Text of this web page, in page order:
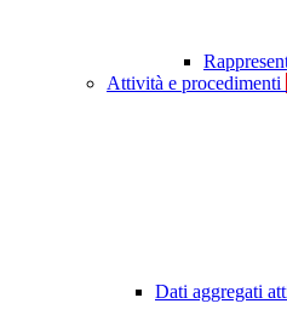
Attività e procedimenti
Dati aggregati